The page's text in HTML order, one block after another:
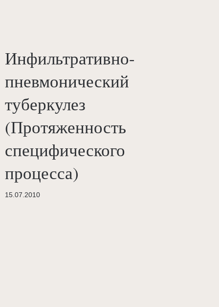
Инфильтративно-
пневмонический
туберкулез
(Протяженность
специфического
процесса)
15.07.2010